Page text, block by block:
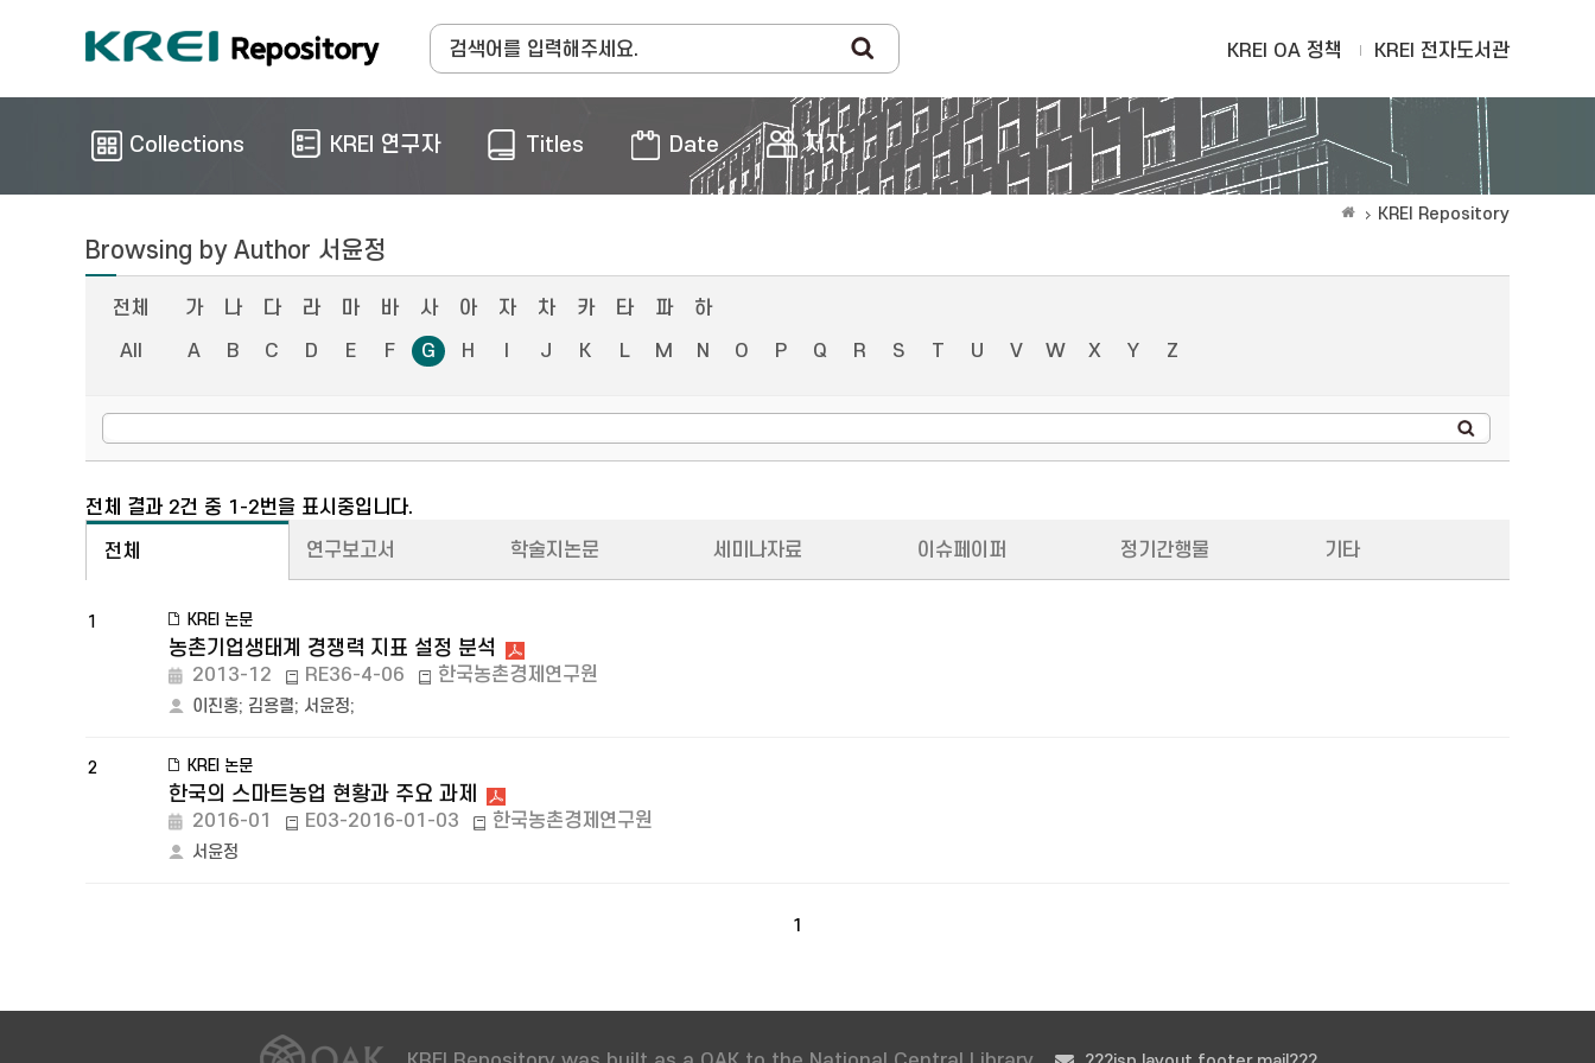
KREI OA 정책 KREI 전자도서관
Collections KREI 연구자 Titles Date 저자
KREI Repository
Browsing by Author 서윤정
전체 가 나 다 라 마 바 사 아 자 차 카 타 파
하
All
A B C D E F G H J K L M N O P Q R S T U V W X Y Z
전체 결과 2건 중 1-2번을 표시중입니다.
전체 연구보고서 학술지논문 세미나자료 이슈페이퍼 정기간행물 기타
1 KREI 논문
농촌기업생태계 경쟁력 지표 설정 분석
2013-12 RE36-4-06 한국농촌경제연구원
이진홍; 김용렬; 서윤정;
2 KREI 논문
한국의 스마트농업 현황과 주요 과제
2016-01 E03-2016-01-03 한국농촌경제연구원
서윤정
1